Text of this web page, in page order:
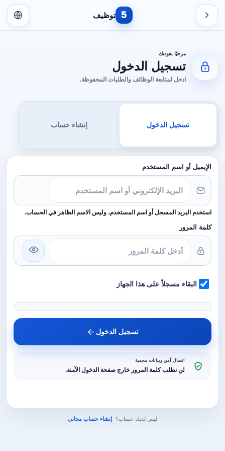
5 توظيف
مرحبًا بعودتك
تسجيل الدخول
ادخل لمتابعة الوظائف والطلبات المحفوظة.
تسجيل الدخول إنشاء حساب
الإيميل أو اسم المستخدم
استخدم البريد المسجل أو اسم المستخدم، وليس الاسم الظاهر في الحساب.
كلمة المرور
البقاء مسجلاً على هذا الجهاز
تسجيل الدخول
اتصال آمن وبيانات محمية
لن نطلب كلمة المرور خارج صفحة الدخول الآمنة.
ليس لديك حساب؟ إنشاء حساب مجاني